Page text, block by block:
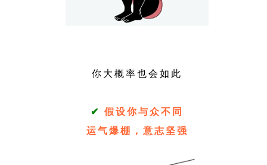
你大概率也会如此
✔ 假设你与众不同
运气爆棚，意志坚强